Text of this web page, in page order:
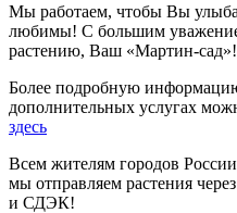
Мы работаем, чтобы Вы
любимы! С большим
растению, Ваш «Мартин-сад»!
Более подробную
дополнительных услугах
здесь
Всем жителям городов
мы отправляем растения
и СДЭК!